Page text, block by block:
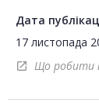
Дата
17 листопада
open_in_new Що робити